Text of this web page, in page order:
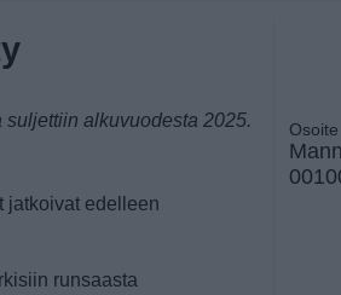
suljettiin alkuvuodesta 2025.
jatkoivat edelleen
runsaasta
Osoite